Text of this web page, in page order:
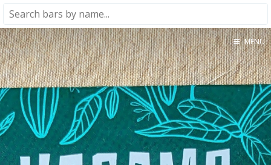
Home
About
★★★★★
★★★★☆
★★★☆☆
★★☆☆☆
★☆☆☆☆
MENU